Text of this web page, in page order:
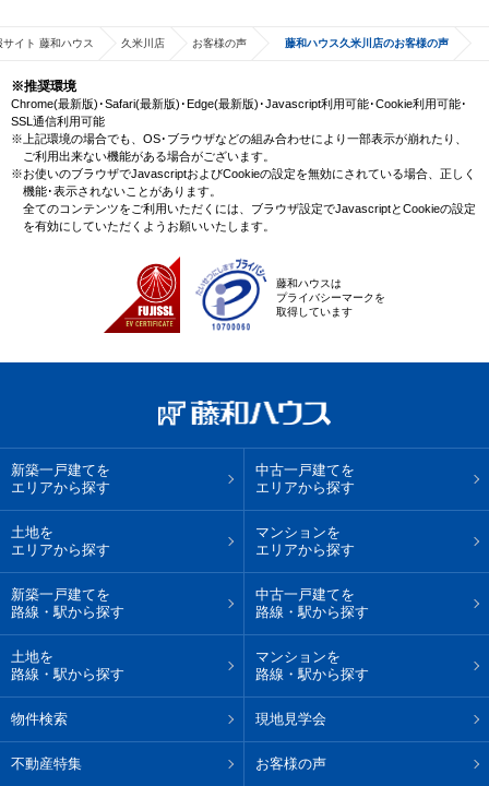
イト 藤和ハウス 久米川店 お客様の声 藤和ハウス久米川店のお客様の声
※推奨環境
Chrome(最新版)･Safari(最新版)･Edge(最新版)･Javascript利用可能･Cookie利用可能･
SSL通信利用可能
※上記環境の場合でも、OS･ブラウザなどの組み合わせにより一部表示が崩れたり、
ご利用出来ない機能がある場合がございます。
※お使いのブラウザでJavascriptおよびCookieの設定を無効にされている場合、正しく
機能･表示されないことがあります。
全てのコンテンツをご利用いただくには、ブラウザ設定でJavascriptとCookieの設定
を有効にしていただくようお願いいたします。
藤和ハウスは
プライバシーマークを
取得しています
新築一戸建てを
エリアから探す
中古一戸建てを
エリアから探す
土地を
エリアから探す
マンションを
エリアから探す
新築一戸建てを
路線・駅から探す
中古一戸建てを
路線・駅から探す
土地を
路線・駅から探す
マンションを
路線・駅から探す
物件検索 現地見学会
不動産特集 お客様の声